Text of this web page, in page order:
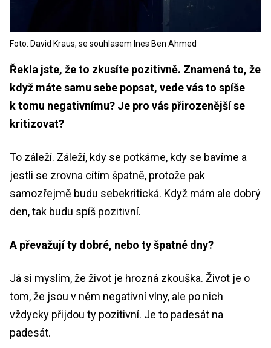
Foto: David Kraus, se souhlasem Ines Ben Ahmed
Řekla jste, že to zkusíte pozitivně. Znamená to, že
když máte samu sebe popsat, vede vás to spíše
k tomu negativnímu? Je pro vás přirozenější se
kritizovat?
To záleží. Záleží, kdy se potkáme, kdy se bavíme a
jestli se zrovna cítím špatně, protože pak
samozřejmě budu sebekritická. Když mám ale dobrý
den, tak budu spíš pozitivní.
A převažují ty dobré, nebo ty špatné dny?
Já si myslím, že život je hrozná zkouška. Život je o
tom, že jsou v něm negativní vlny, ale po nich
vždycky přijdou ty pozitivní. Je to padesát na
padesát.